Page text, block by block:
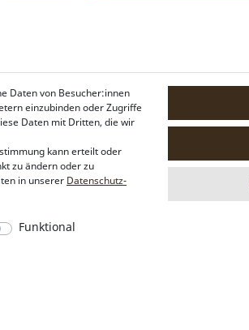
Daten von Besucher:innen
einzubinden oder Zugriffe
Daten mit Dritten, die wir
kann erteilt oder
zu ändern oder zu
in unserer Daten­schutz­
Funktional